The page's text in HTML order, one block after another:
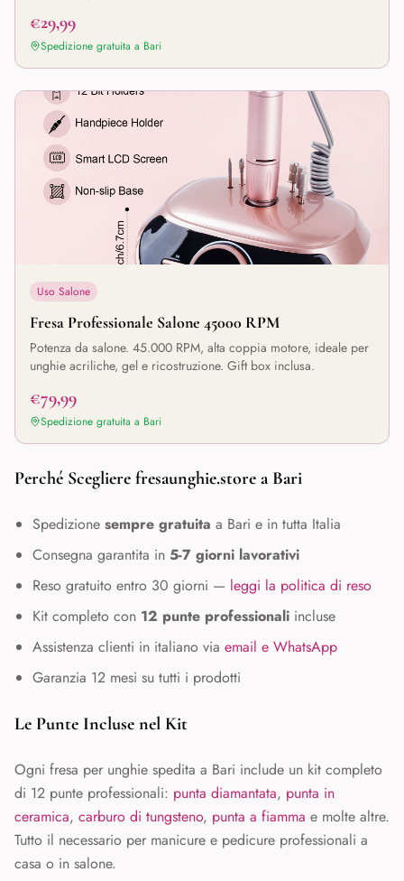
€29,99
Spedizione gratuita a Bari
Uso Salone
Fresa Professionale Salone 45000 RPM
Potenza da salone. 45.000 RPM, alta coppia motore, ideale per
unghie acriliche, gel e ricostruzione. Gift box inclusa.
€79,99
Spedizione gratuita a Bari
Perché Scegliere fresaunghie.store a Bari
Spedizione sempre gratuita a Bari e in tutta Italia
Consegna garantita in 5-7 giorni lavorativi
Reso gratuito entro 30 giorni — leggi la politica di reso
Kit completo con 12 punte professionali incluse
Assistenza clienti in italiano via email e WhatsApp
Garanzia 12 mesi su tutti i prodotti
Le Punte Incluse nel Kit
Ogni fresa per unghie spedita a Bari include un kit completo
di 12 punte professionali: punta diamantata, punta in
ceramica, carburo di tungsteno, punta a fiamma e molte altre.
Tutto il necessario per manicure e pedicure professionali a
casa o in salone.